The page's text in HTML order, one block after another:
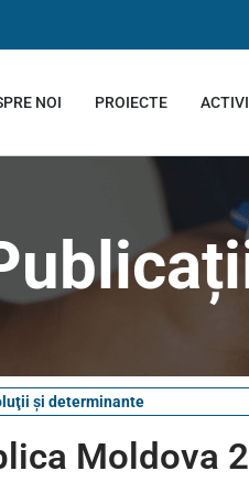
NOI PROIECTE
și determinante
Moldova